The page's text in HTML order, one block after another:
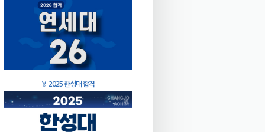
🏅 2025 한성대 합격